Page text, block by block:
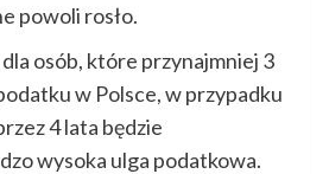
powoli rosło.
osób, które przynajmniej 3
w Polsce, w przypadku
4 lata będzie
wysoka ulga podatkowa.